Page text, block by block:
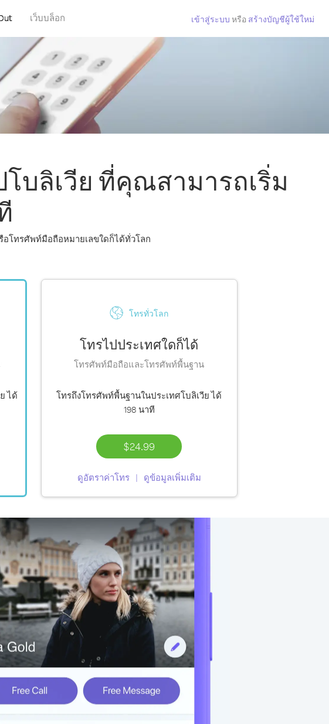
เว็บบล็อก เข้าสู่ระบบ หรือ สร้างบัญชีผู้ใช้ใหม่
บลิเวีย ที่คุณสามารถเริ่ม
อโทรศัพท์มือถือหมายเลขใดก็ได้ทั่วโลก
ได้
โทรทั่วโลก
โทรไปประเทศใดก็ได้
โทรศัพท์มือถือและโทรศัพท์พื้นฐาน
โทรถึงโทรศัพท์พื้นฐานในประเทศโบลิเวีย ได้
198 นาที
$24.99
ดูอัตราค่าโทร ดูข้อมูลเพิ่มเติม